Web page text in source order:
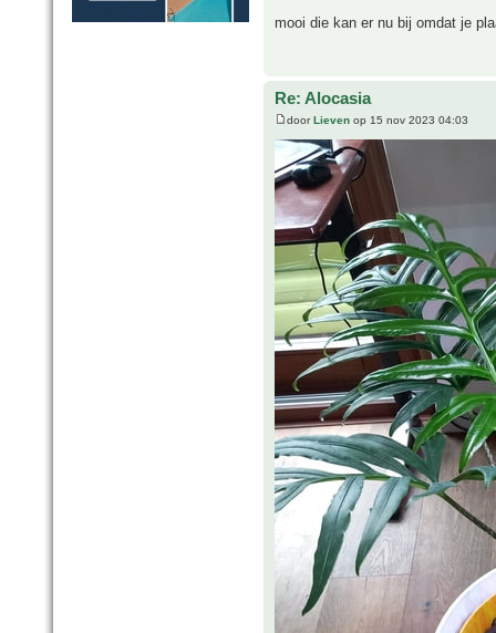
mooi die kan er nu bij omdat je
Re: Alocasia
doorLieven op 15 nov 2023 04:03